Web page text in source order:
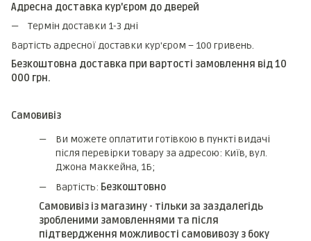
Адресна доставка кур'єром до дверей
Термін доставки 1-3 дні
Вартість адресної доставки кур'єром – 100 гривень.
Безкоштовна доставка при вартості замовлення від 10
000 грн.
Самовивіз
Ви можете оплатити готівкою в пункті видачі
після перевірки товару за адресою: Київ, вул.
Джона Маккейна, 1Б;
Вартість: Безкоштовно
Самовивіз із магазину - тільки за заздалегідь
зробленими замовленнями та після
підтвердження можливості самовивозу з боку